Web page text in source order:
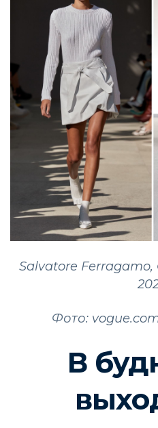
Salvatore Ferragamo,
Фото:
В